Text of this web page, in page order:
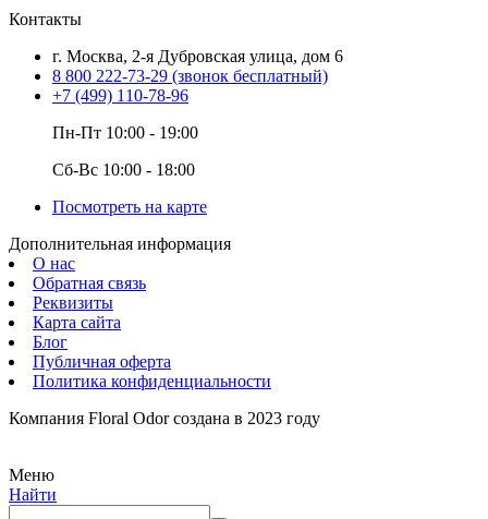
Контакты
г. Москва, 2-я Дубровская улица, дом 6
8 800 222-73-29 (звонок бесплатный)
+7 (499) 110-78-96
Пн-Пт 10:00 - 19:00
Сб-Вс 10:00 - 18:00
Посмотреть на карте
Дополнительная информация
О нас
Обратная связь
Реквизиты
Карта сайта
Блог
Публичная оферта
Политика конфиденциальности
Компания Floral Odor создана в 2023 году
Меню
Найти